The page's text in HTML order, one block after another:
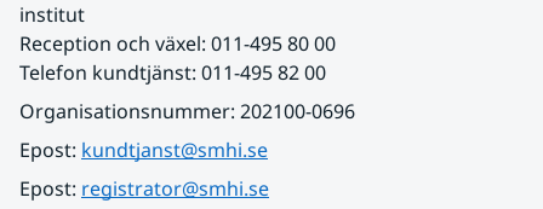
institut
Reception och växel: 011-495 80 00
Telefon kundtjänst: 011-495 82 00
Organisationsnummer: 202100-0696
Epost: kundtjanst@smhi.se
Epost: registrator@smhi.se